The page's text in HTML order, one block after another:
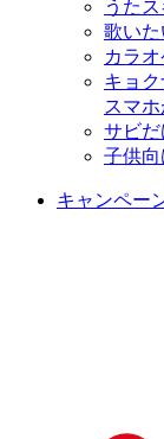
うた
歌いた
カラ
キョク
スマ
サビだ
子供向
キャンペー